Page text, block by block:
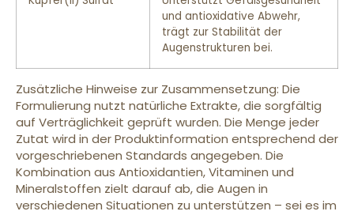
und antioxidative Abwehr,
trägt zur Stabilität der
Augenstrukturen bei.
Zusätzliche Hinweise zur Zusammensetzung: Die
Formulierung nutzt natürliche Extrakte, die sorgfältig
auf Verträglichkeit geprüft wurden. Die Menge jeder
Zutat wird in der Produktinformation entsprechend der
vorgeschriebenen Standards angegeben. Die
Kombination aus Antioxidantien, Vitaminen und
Mineralstoffen zielt darauf ab, die Augen in
verschiedenen Situationen zu unterstützen – sei es im